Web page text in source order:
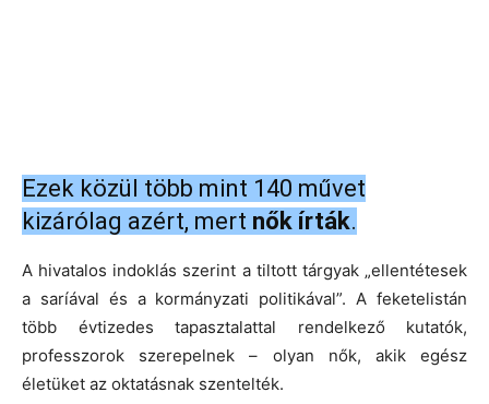
Ezek közül több mint 140 művet
kizárólag azért, mert nők írták.
A hivatalos indoklás szerint a tiltott tárgyak „ellentétesek
a saríával és a kormányzati politikával”. A feketelistán
több évtizedes tapasztalattal rendelkező kutatók,
professzorok szerepelnek – olyan nők, akik egész
életüket az oktatásnak szentelték.